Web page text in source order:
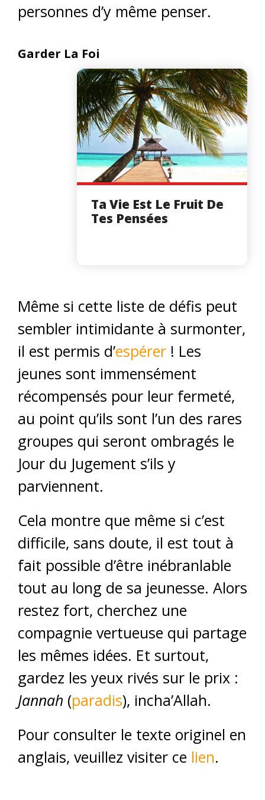
personnes d’y même penser.
Garder La Foi
Ta Vie Est Le Fruit De
Tes Pensées
Même si cette liste de défis peut
sembler intimidante à surmonter,
il est permis d’espérer ! Les
jeunes sont immensément
récompensés pour leur fermeté,
au point qu’ils sont l’un des rares
groupes qui seront ombragés le
Jour du Jugement s’ils y
parviennent.
Cela montre que même si c’est
difficile, sans doute, il est tout à
fait possible d’être inébranlable
tout au long de sa jeunesse. Alors
restez fort, cherchez une
compagnie vertueuse qui partage
les mêmes idées. Et surtout,
gardez les yeux rivés sur le prix :
Jannah (paradis), incha’Allah.
Pour consulter le texte originel en
anglais, veuillez visiter ce lien.